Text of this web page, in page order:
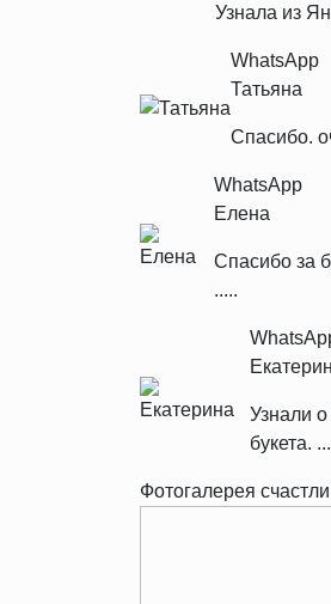
Узнала из
WhatsApp
Татьяна
Спасибо.
WhatsApp
Елена
Спасибо за
.....
Узнали
букета.
Фотогалерея